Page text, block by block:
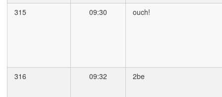
315 09:30 ouch!
316 09:32 2be